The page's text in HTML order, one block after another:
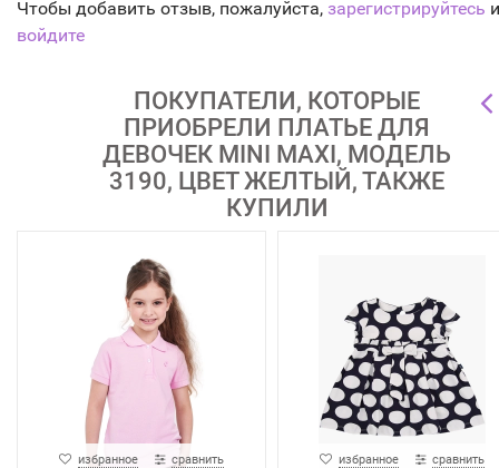
Чтобы добавить отзыв, пожалуйста, зарегистрируйтесь
войдите
ПОКУПАТЕЛИ, КОТОРЫЕ
ПРИОБРЕЛИ ПЛАТЬЕ ДЛЯ
ДЕВОЧЕК MINI MAXI, МОДЕЛЬ
3190, ЦВЕТ ЖЕЛТЫЙ, ТАКЖЕ
КУПИЛИ
избранное сравнить избранное сравнить